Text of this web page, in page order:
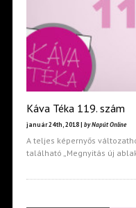
Káva Téka 119. szám
január 24th, 2018 | by Napút Online
A teljes képernyős
található „Megnyitás új